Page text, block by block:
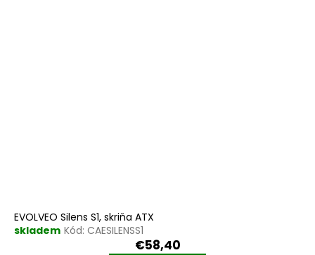
EVOLVEO Silens S1, skriňa ATX
skladem Kód: CAESILENSS1
€58,40